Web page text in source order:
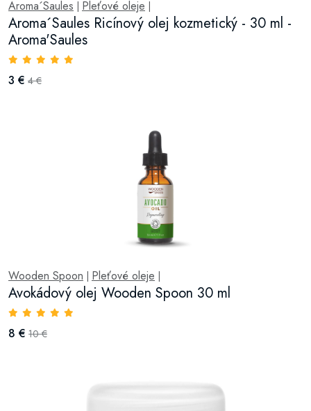
Aroma´Saules | Pleťové oleje |
Aroma´Saules Ricínový olej kozmetický - 30 ml -
Aroma'Saules
3 € 4 €
Wooden Spoon | Pleťové oleje |
Avokádový olej Wooden Spoon 30 ml
8 € 10 €